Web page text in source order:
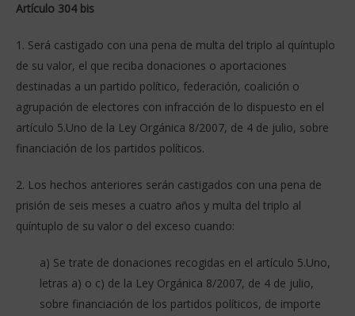
Artículo 304 bis
1. Será castigado con una pena de multa del triplo al quíntuplo
de su valor, el que reciba donaciones o aportaciones
destinadas a un partido político, federación, coalición o
agrupación de electores con infracción de lo dispuesto en el
artículo 5.Uno de la Ley Orgánica 8/2007, de 4 de julio, sobre
financiación de los partidos políticos.
2. Los hechos anteriores serán castigados con una pena de
prisión de seis meses a cuatro años y multa del triplo al
quíntuplo de su valor o del exceso cuando:
a) Se trate de donaciones recogidas en el artículo 5.Uno,
letras a) o c) de la Ley Orgánica 8/2007, de 4 de julio,
sobre financiación de los partidos políticos, de importe